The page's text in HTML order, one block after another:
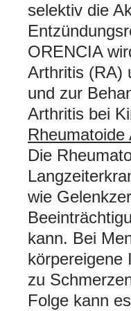
selektiv die
ORENCIA
Arthritis (RA)
und zur
Arthritis bei
Rheumatoide
Die
wie
kann. Bei
körpereigene
zu
Folge kann